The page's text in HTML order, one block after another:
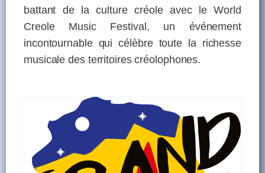
battant de la culture créole avec le World
Creole Music Festival, un événement
incontournable qui célèbre toute la richesse
musicale des territoires créolophones.